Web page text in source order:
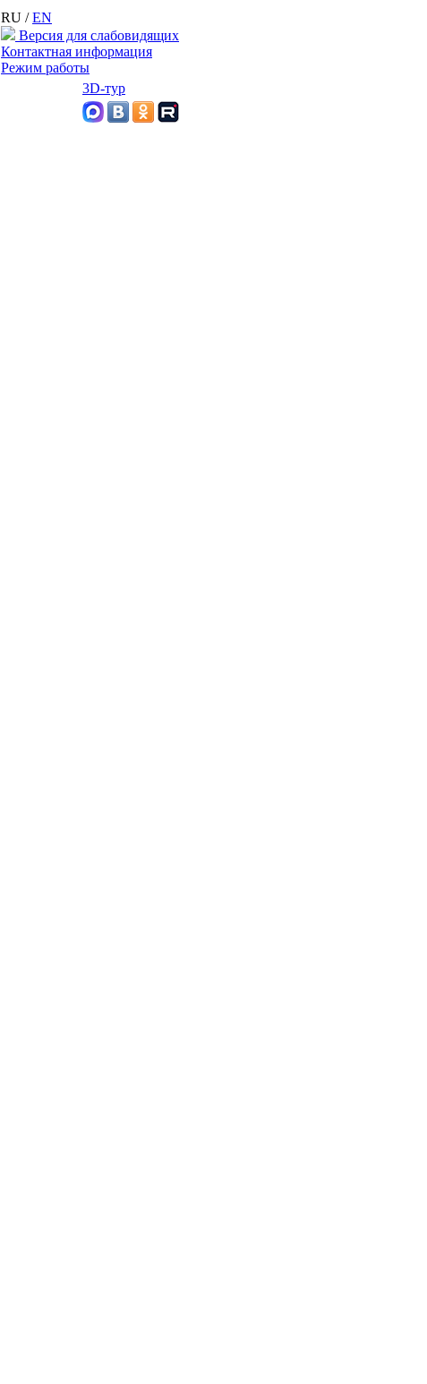
RU /EN
Версия для слабовидящих
Контактная информация
Режим работы
3D-тур